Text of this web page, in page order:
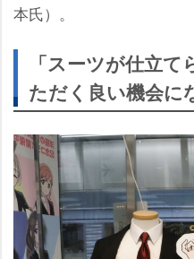
本氏）。
「スーツが仕立
ただく良い機会に